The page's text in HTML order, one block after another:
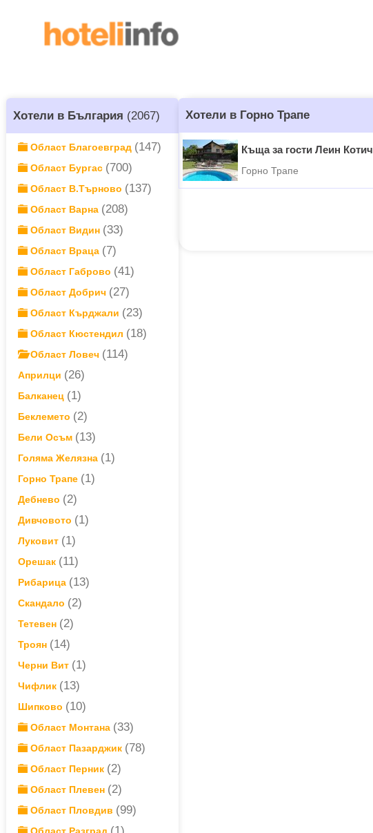
Хотели в България (2067)
Област Благоевград (147)
Област Бургас (700)
Област В.Търново (137)
Област Варна (208)
Област Видин (33)
Област Враца (7)
Област Габрово (41)
Област Добрич (27)
Област Кърджали (23)
Област Кюстендил (18)
Област Ловеч (114)
Априлци (26)
Балканец (1)
Беклемето (2)
Бели Осъм (13)
Голяма Желязна (1)
Горно Трапе (1)
Дебнево (2)
Дивчовото (1)
Луковит (1)
Орешак (11)
Рибарица (13)
Скандало (2)
Тетевен (2)
Троян (14)
Черни Вит (1)
Чифлик (13)
Шипково (10)
Област Монтана (33)
Област Пазарджик (78)
Област Перник (2)
Област Плевен (2)
Област Пловдив (99)
Хотели в Горно Трапе
Къща за гости Леин Котич
Горно Трапе